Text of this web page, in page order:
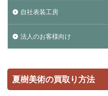
自社表装工房
法人のお客様向け
夏樹美術の買取り方法